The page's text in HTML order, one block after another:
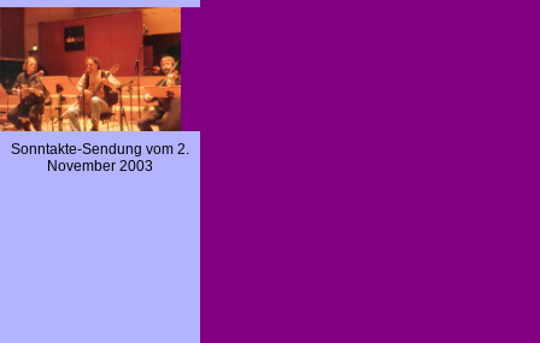
Sonntakte-Sendung vom 2.
November 2003